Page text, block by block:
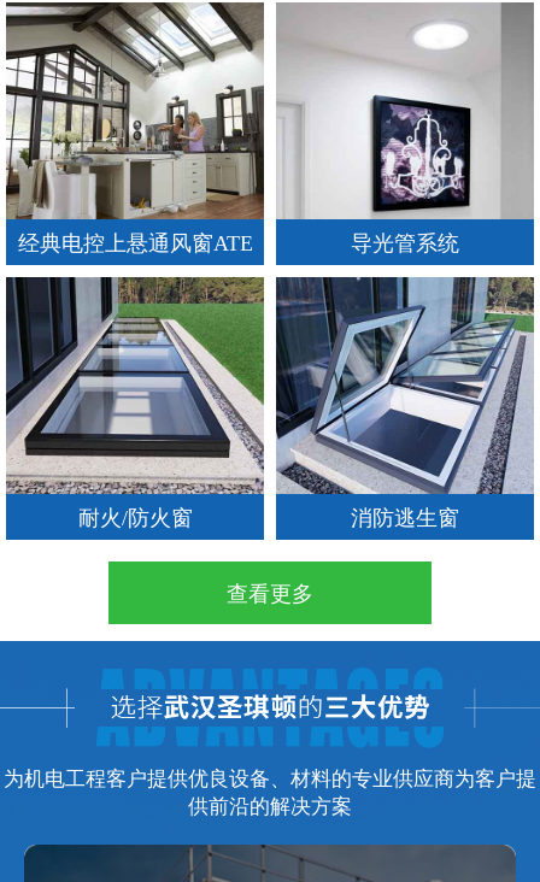
经典电控上悬通风窗ATE 导光管系统
耐火/防火窗 消防逃生窗
查看更多
为机电工程客户提供优良设备、材料的专业供应商为客户提
供前沿的解决方案